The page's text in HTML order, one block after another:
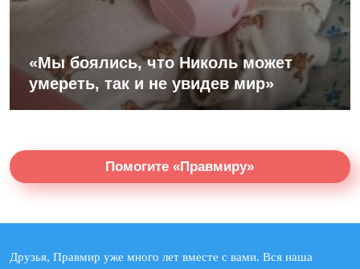
«Мы боялись, что Николь может
умереть, так и не увидев мир»
Помогите «Правмиру»
Друзья, Правмир уже много лет вместе с вами. Вся наша